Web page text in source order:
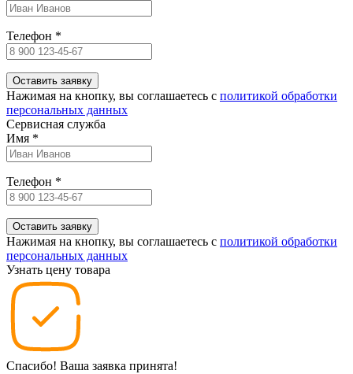
Телефон *
Нажимая на кнопку, вы соглашаетесь c политикой обработки
персональных данных
Сервисная служба
Имя *
Телефон *
Нажимая на кнопку, вы соглашаетесь c политикой обработки
персональных данных
Узнать цену товара
Спасибо! Ваша заявка принята!